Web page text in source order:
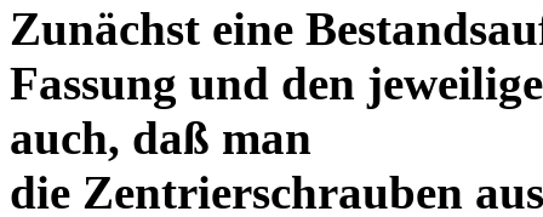
Zunächst eine
Fassung und den
auch, daß man
die Zentrierschrauben